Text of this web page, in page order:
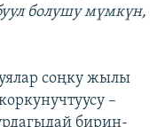
болушу мүмкүн,
соңку жылы
–
бирин-